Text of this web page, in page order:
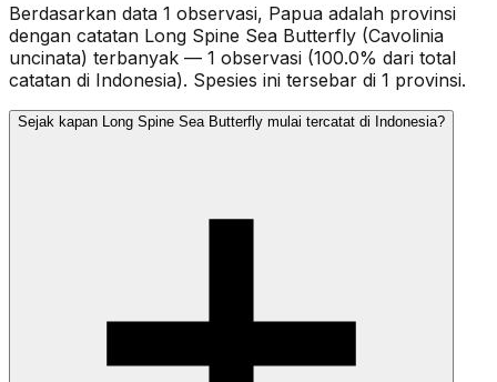
Berdasarkan data 1 observasi, Papua adalah provinsi
dengan catatan Long Spine Sea Butterfly (Cavolinia
uncinata) terbanyak — 1 observasi (100.0% dari total
catatan di Indonesia). Spesies ini tersebar di 1 provinsi.
Sejak kapan Long Spine Sea Butterfly mulai tercatat di Indonesia?